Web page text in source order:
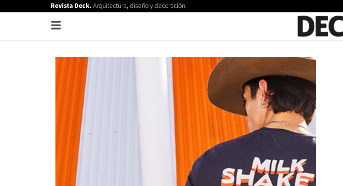
Revista Deck.Arquitectura, diseño y decoración.